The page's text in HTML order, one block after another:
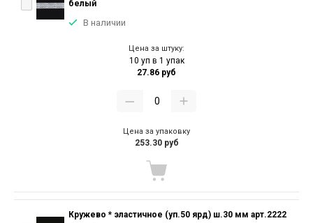
белый
В наличии
Цена за штуку:
10 уп в 1 упак
27.86 руб
Цена за упаковку
253.30 руб
Кружево * эластичное (уп.50 ярд) ш.30 мм арт.2222